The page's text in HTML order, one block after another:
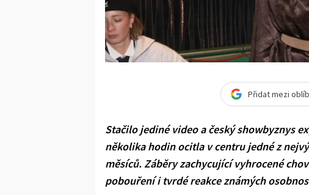
Přidat mezi
Stačilo jediné video a český showbyznys
několika hodin ocitla v centru jedné z
měsíců. Záběry zachycující vyhrocené
pobouření i tvrdé reakce známých